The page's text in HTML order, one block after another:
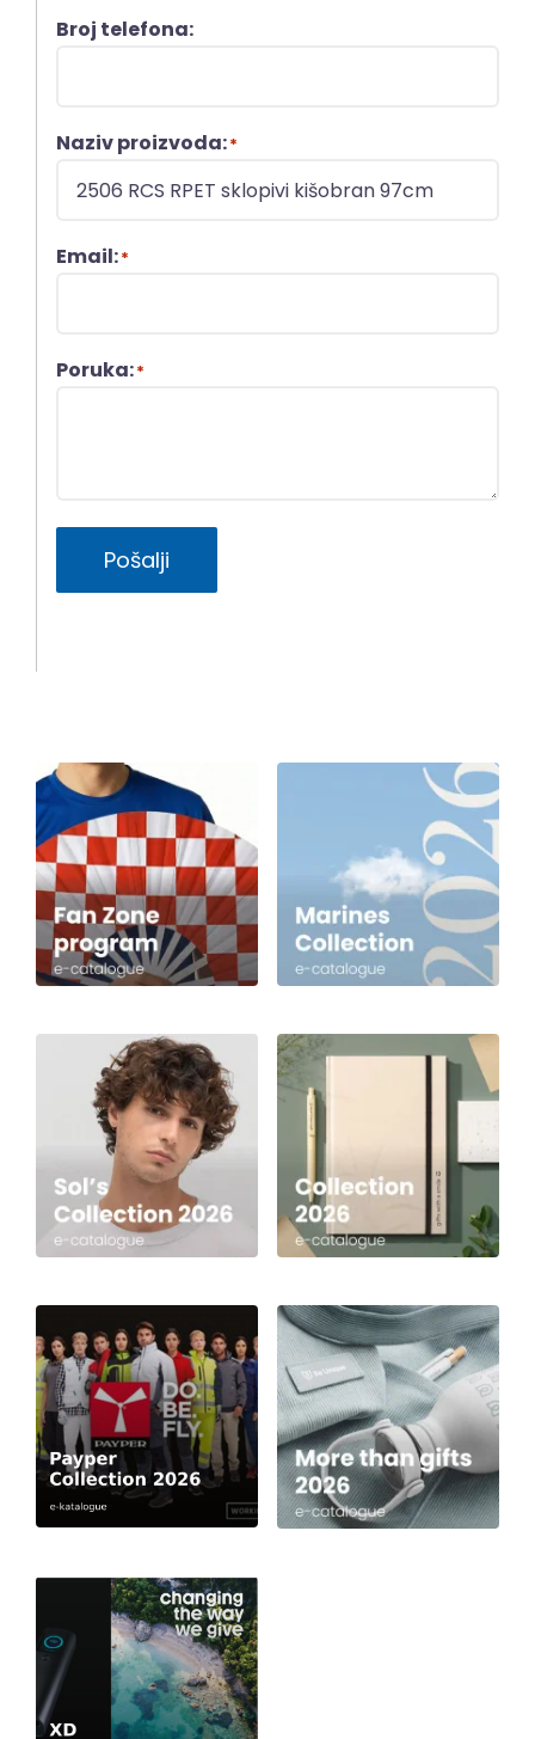
Broj telefona:
Naziv proizvoda:*
Email:*
Poruka:*
Pošalji